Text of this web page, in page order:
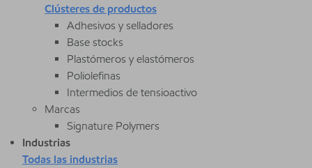
Clústeres de productos
Adhesivos y selladores
Base stocks
Plastómeros y elastómeros
Poliolefinas
Intermedios de tensioactivo
Marcas
Signature Polymers
Industrias
Todas las industrias